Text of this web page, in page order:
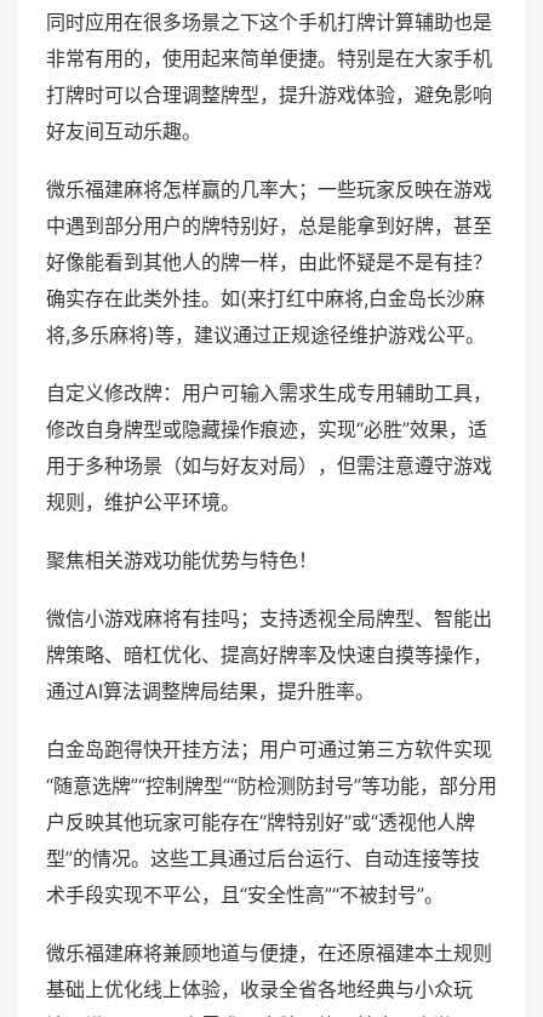
同时应用在很多场景之下这个手机打牌计算辅助也是
非常有用的，使用起来简单便捷。特别是在大家手机
打牌时可以合理调整牌型，提升游戏体验，避免影响
好友间互动乐趣。
微乐福建麻将怎样赢的几率大；一些玩家反映在游戏
中遇到部分用户的牌特别好，总是能拿到好牌，甚至
好像能看到其他人的牌一样，由此怀疑是不是有挂？
确实存在此类外挂。如(来打红中麻将,白金岛长沙麻
将,多乐麻将)等，建议通过正规途径维护游戏公平。
自定义修改牌：用户可输入需求生成专用辅助工具，
修改自身牌型或隐藏操作痕迹，实现“必胜”效果，适
用于多种场景（如与好友对局），但需注意遵守游戏
规则，维护公平环境。
聚焦相关游戏功能优势与特色！
微信小游戏麻将有挂吗；支持透视全局牌型、智能出
牌策略、暗杠优化、提高好牌率及快速自摸等操作，
通过AI算法调整牌局结果，提升胜率。
白金岛跑得快开挂方法；用户可通过第三方软件实现
“随意选牌”“控制牌型”“防检测防封号”等功能，部分用
户反映其他玩家可能存在“牌特别好”或“透视他人牌
型”的情况。这些工具通过后台运行、自动连接等技
术手段实现不平公，且“安全性高”“不被封号”。
微乐福建麻将兼顾地道与便捷，在还原福建本土规则
基础上优化线上体验，收录全省各地经典与小众玩